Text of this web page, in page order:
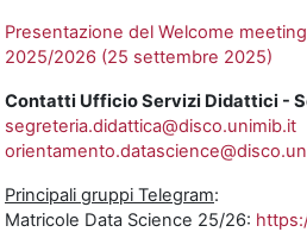
Presentazione del Welcome
2025/2026 (25 settembre 2025)
Contatti Ufficio Servizi Didattici -
segreteria.didattica@disco.unimib.it
Principali gruppi Telegram:
Matricole Data Science 25/26: